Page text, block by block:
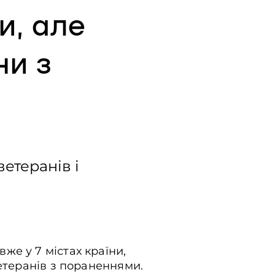
але
з
і
у 7 містах країни,
з пораненнями.